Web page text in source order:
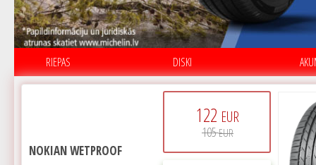
RIEPAS DISKI
122 EUR
105EUR
NOKIAN WETPROOF